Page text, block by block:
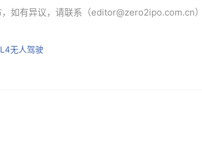
，如有异议，请联系（editor@zero2ipo.com.cn
L4无人驾驶